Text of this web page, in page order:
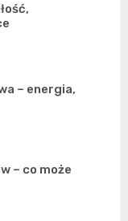
– energia,
– co może